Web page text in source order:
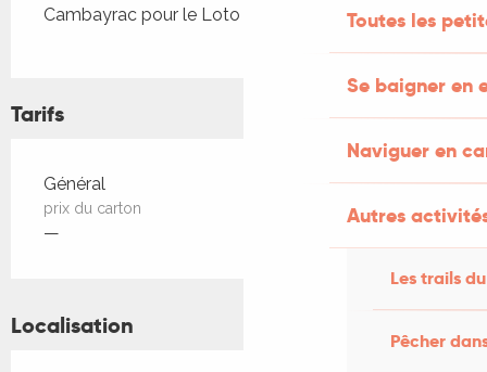
Toutes les
Se baigner en
Naviguer en
Autres
Les trails
Pêcher
Cambayrac pour le Loto des fleurs.
Tarifs
Tarifs 2026
Général
prix du carton
—
Localisation